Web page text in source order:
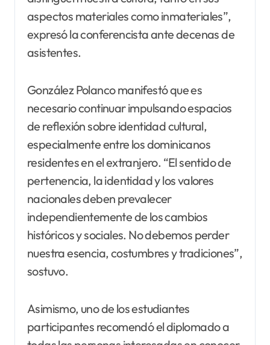
aspectos materiales como inmateriales”,
expresó la conferencista ante decenas de
asistentes.
González Polanco manifestó que es
necesario continuar impulsando espacios
de reflexión sobre identidad cultural,
especialmente entre los dominicanos
residentes en el extranjero. “El sentido de
pertenencia, la identidad y los valores
nacionales deben prevalecer
independientemente de los cambios
históricos y sociales. No debemos perder
nuestra esencia, costumbres y tradiciones”,
sostuvo.
Asimismo, uno de los estudiantes
participantes recomendó el diplomado a